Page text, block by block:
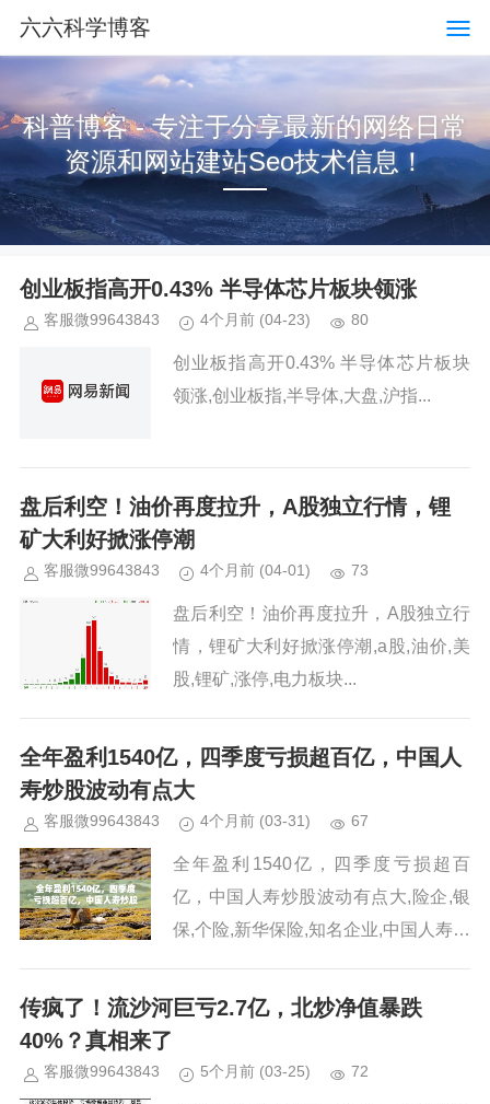
六六科学博客
科普博客 - 专注于分享最新的网络日常
资源和网站建站Seo技术信息！
创业板指高开0.43% 半导体芯片板块领涨
客服微99643843 4个月前 (04-23) 80
创业板指高开0.43% 半导体芯片板块
领涨,创业板指,半导体,大盘,沪指...
盘后利空！油价再度拉升，A股独立行情，锂
矿大利好掀涨停潮
客服微99643843 4个月前 (04-01) 73
盘后利空！油价再度拉升，A股独立行
情，锂矿大利好掀涨停潮,a股,油价,美
股,锂矿,涨停,电力板块...
全年盈利1540亿，四季度亏损超百亿，中国人
寿炒股波动有点大
客服微99643843 4个月前 (03-31) 67
全年盈利1540亿，四季度亏损超百
亿，中国人寿炒股波动有点大,险企,银
保,个险,新华保险,知名企业,中国人寿保
传疯了！流沙河巨亏2.7亿，北炒净值暴跌
40%？真相来了
客服微99643843 5个月前 (03-25) 72